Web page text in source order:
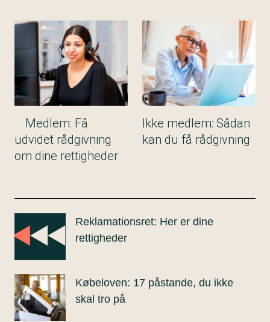
Medlem: Få
udvidet rådgivning
om dine rettigheder
Ikke medlem: Sådan
kan du få rådgivning
Reklamationsret: Her er dine
rettigheder
Købeloven: 17 påstande, du ikke
skal tro på